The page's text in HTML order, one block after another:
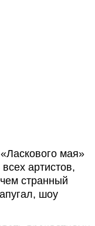
мая»
артистов,
странный
шоу